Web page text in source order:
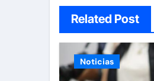
Related Post
Noticias